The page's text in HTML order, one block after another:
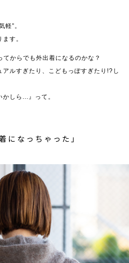
軽”。
す。
てからでも外出着になるのかな？
アルすぎたり、こどもっぽすぎたり!?し
しら...』って。
になっちゃった」